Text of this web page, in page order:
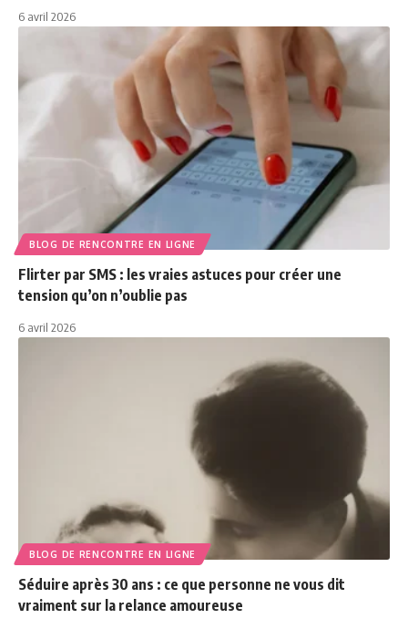
6 avril 2026
BLOG DE RENCONTRE EN LIGNE
Flirter par SMS : les vraies astuces pour créer une
tension qu’on n’oublie pas
6 avril 2026
BLOG DE RENCONTRE EN LIGNE
Séduire après 30 ans : ce que personne ne vous dit
vraiment sur la relance amoureuse